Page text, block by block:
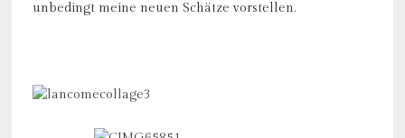
unbedingt meine neuen Schätze vorstellen.